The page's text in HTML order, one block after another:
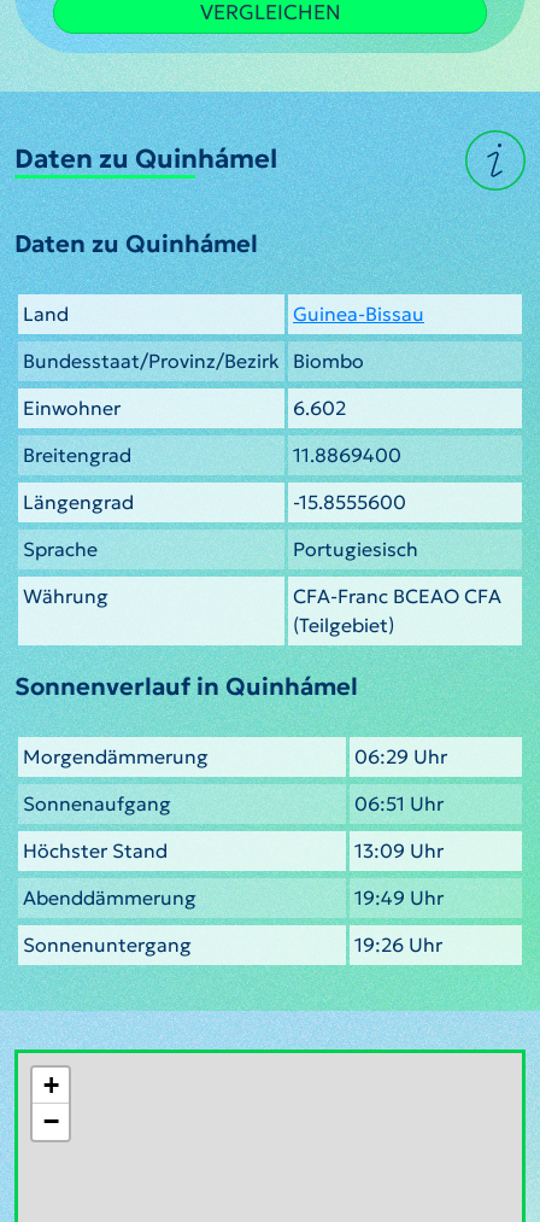
VERGLEICHEN
Daten zu Quinhámel
Daten zu Quinhámel
Land
Guinea-Bissau
Bundesstaat/Provinz/Bezirk
Biombo
Einwohner
6.602
Breitengrad
11.8869400
Längengrad
-15.8555600
Sprache
Portugiesisch
Währung
CFA-Franc BCEAO CFA
(Teilgebiet)
Sonnenverlauf in Quinhámel
Morgendämmerung
06:29 Uhr
Sonnenaufgang
06:51 Uhr
Höchster Stand
13:09 Uhr
Abenddämmerung
19:49 Uhr
Sonnenuntergang
19:26 Uhr
+
−